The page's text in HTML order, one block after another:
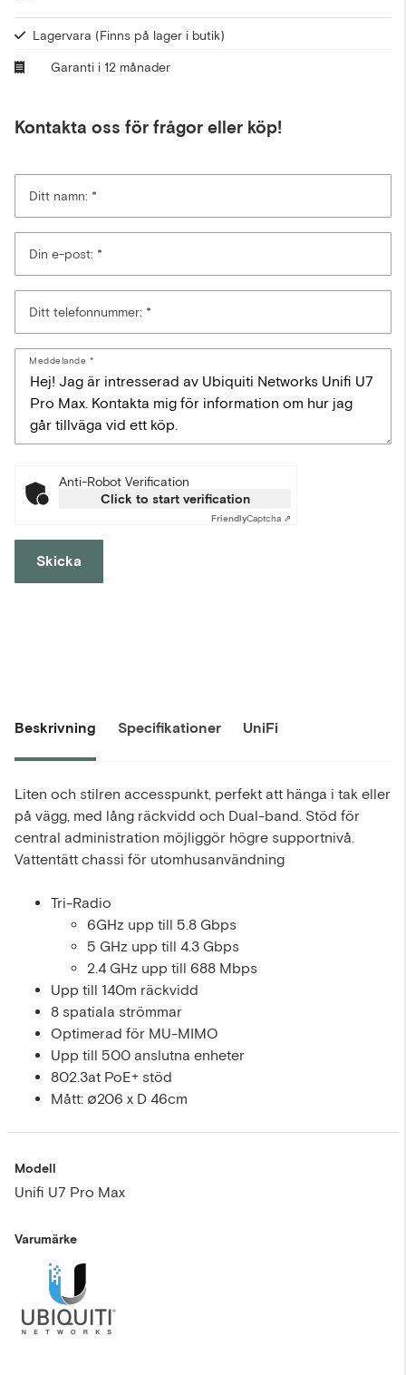
Lagervara (Finns på lager i butik)
Garanti i 12 månader
Kontakta oss för frågor eller köp!
Ditt namn:
Din e-post:
Ditt telefonnummer:
Meddelande
Anti-Robot Verification
Click to start verification
FriendlyCaptcha ⇗
Skicka
Beskrivning Specifikationer UniFi
Liten och stilren accesspunkt, perfekt att hänga i tak eller
på vägg, med lång räckvidd och Dual-band. Stöd för
central administration möjliggör högre supportnivå.
Vattentätt chassi för utomhusanvändning
Tri-Radio
6GHz upp till 5.8 Gbps
5 GHz upp till 4.3 Gbps
2.4 GHz upp till 688 Mbps
Upp till 140m räckvidd
8 spatiala strömmar
Optimerad för MU-MIMO
Upp till 500 anslutna enheter
802.3at PoE+ stöd
Mått: ∅206 x D 46cm
Modell
Unifi U7 Pro Max
Varumärke